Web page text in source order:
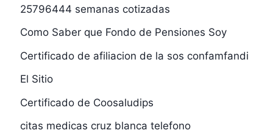
25796444 semanas cotizadas
Como Saber que Fondo de Pensiones Soy
Certificado de afiliacion de la sos confamfandi
El Sitio
Certificado de Coosaludips
citas medicas cruz blanca telefono